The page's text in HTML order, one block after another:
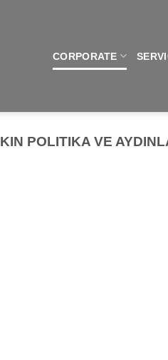
CORPORATE
POLITIKA VE